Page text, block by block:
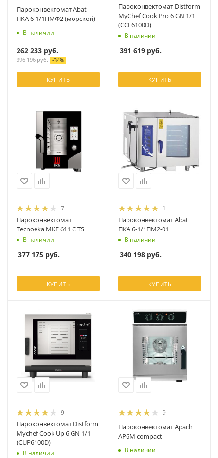
Пароконвектомат Abat
ПКА 6-1/1ПМФ2 (морской)
В наличии
262 233 руб.
396 196руб. -34%
КУПИТЬ
Пароконвектомат Distform
MyChef Cook Pro 6 GN 1/1
(CCE6100D)
В наличии
391 619 руб.
КУПИТЬ
7
Пароконвектомат
Tecnoeka MKF 611 C TS
В наличии
377 175 руб.
КУПИТЬ
1
Пароконвектомат Abat
ПКА 6-1/1ПМ2-01
В наличии
340 198 руб.
КУПИТЬ
9
Пароконвектомат Distform
Mychef Cook Up 6 GN 1/1
(CUP6100D)
В наличии
9
Пароконвектомат Apach
AP6M compact
В наличии